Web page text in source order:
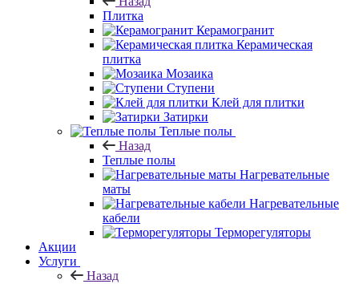
Плитка
Керамогранит
Керамическая
плитка
Мозаика
Ступени
Клей для плитки
Затирки
Теплые полы
Назад
Теплые полы
Нагревательные
маты
Нагревательные
кабели
Терморегуляторы
Акции
Услуги
Назад